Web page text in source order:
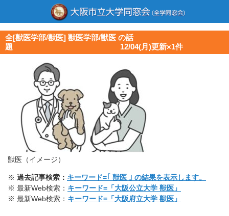
全[獣医学部/獣医] 獣医学部/獣医 の話
題 12/04(月)更新×1件
獣医（イメージ）
※ 過去記事検索： キーワード=｢ 獣医 ｣ の結果を表示します。
※ 最新Web検索： キーワード=「大阪公立大学 獣医」
※ 最新Web検索： キーワード=「大阪府立大学 獣医」